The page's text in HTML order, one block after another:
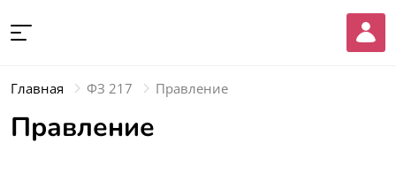
Главная ФЗ 217 Правление
Правление